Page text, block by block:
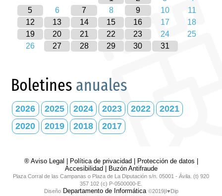
5
6 7 8 9 10
11
12
13 14 15 16 17
18
19
20 21 22 23 24
25
26
27 28 29 30 31
Boletines anuales
2026 2025 2024 2023 2022
2021
2020
2019 2018 2017
® Aviso Legal Política de privacidad Protección de datos
Accesibilidad
Buzón Antifraude
Plaza Corral de las Campanas o Plaza de La Diputación s/n. 05001 - Ávila. (t) 920
357 102 (c) P-0500000-E.
DiseñoDepartamento de Informática ©2019|I♥Dip